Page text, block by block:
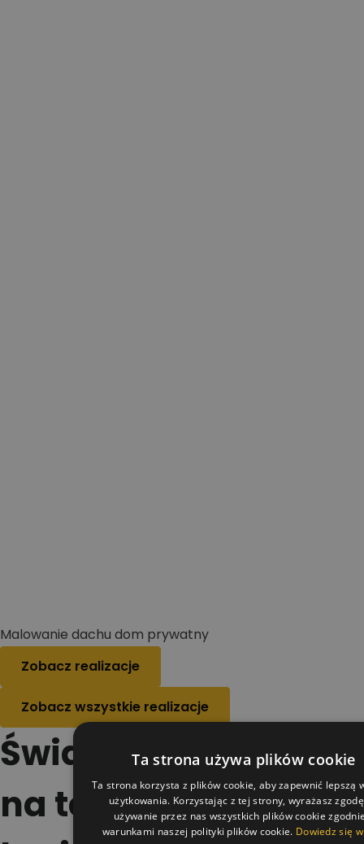
Malowanie dachu dom prywatny
Zobacz realizacje
Zobacz wszystkie realizacje
Świadczymy usługi
na terenie całego
Ta strona używa plików cookie
Ta strona korzysta z plików cookie, aby zapewnić lepszą
użytkowania. Korzystając z tej strony, wyrażasz
używanie przez nas wszystkich plików cookie
warunkami naszej polityki plików cookie. Dowiedz się